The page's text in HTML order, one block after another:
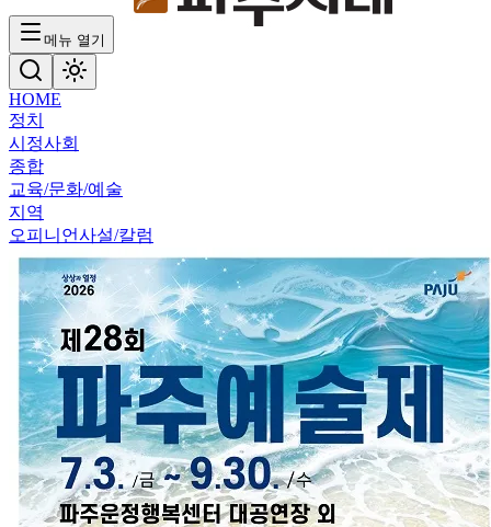
메뉴 열기
HOME
정치
시정사회
종합
교육/문화/예술
지역
오피니언사설/칼럼